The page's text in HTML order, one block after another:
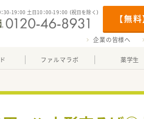
【無
30-19：00 土日10：00-19：00 （祝日を除く）
企業の皆様へ
ファルマラボ 薬学生